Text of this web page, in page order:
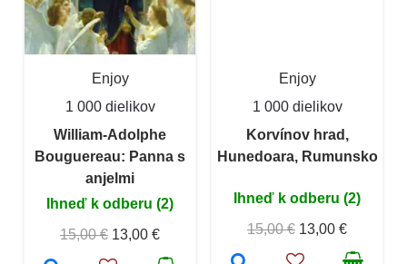
Enjoy
1 000 dielikov
William-Adolphe
Bouguereau: Panna s
anjelmi
Ihneď k odberu (2)
15,00 € 13,00 €
Enjoy
1 000 dielikov
Korvínov hrad,
Hunedoara, Rumunsko
Ihneď k odberu (2)
15,00 € 13,00 €